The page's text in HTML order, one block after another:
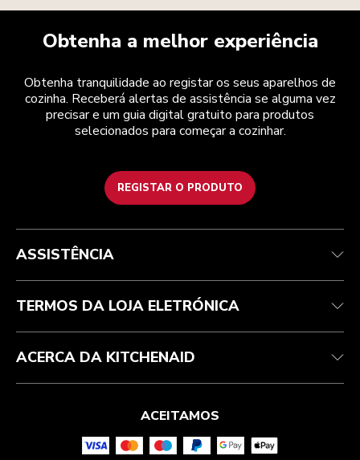
Obtenha a melhor experiência
Obtenha tranquilidade ao registar os seus aparelhos de
cozinha. Receberá alertas de assistência se alguma vez
precisar e um guia digital gratuito para produtos
selecionados para começar a cozinhar.
REGISTAR O PRODUTO
Health Check
Atendimento ao cliente
Acompanhar a sua encomenda
Garantia e documentos
Perguntas frequentes
Termos e condições
Envio e entrega
Devoluções e reembolsos
Marca
ODR
A marca
A nossa história
ASSISTÊNCIA
TERMOS DA LOJA ELETRÓNICA
ACERCA DA KITCHENAID
ACEITAMOS